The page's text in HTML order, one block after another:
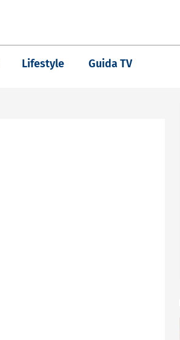
Lifestyle Guida TV